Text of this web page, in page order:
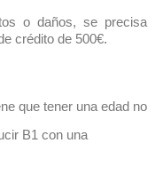
o daños, se precisa
crédito de 500€.
que tener una edad no
B1 con una